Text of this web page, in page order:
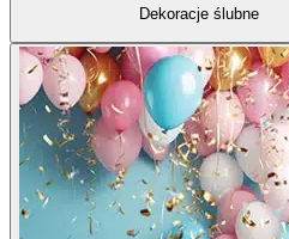
Dekoracje ślubne